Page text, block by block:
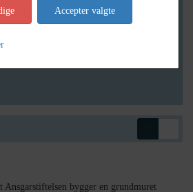
Ansgarstiftelsen bygger en grundmuret
Accepter valgte